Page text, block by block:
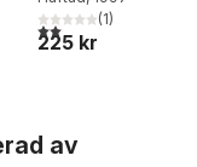
antal röster:
2,0utav 5 stjärnor.
(1)
225 kr
av